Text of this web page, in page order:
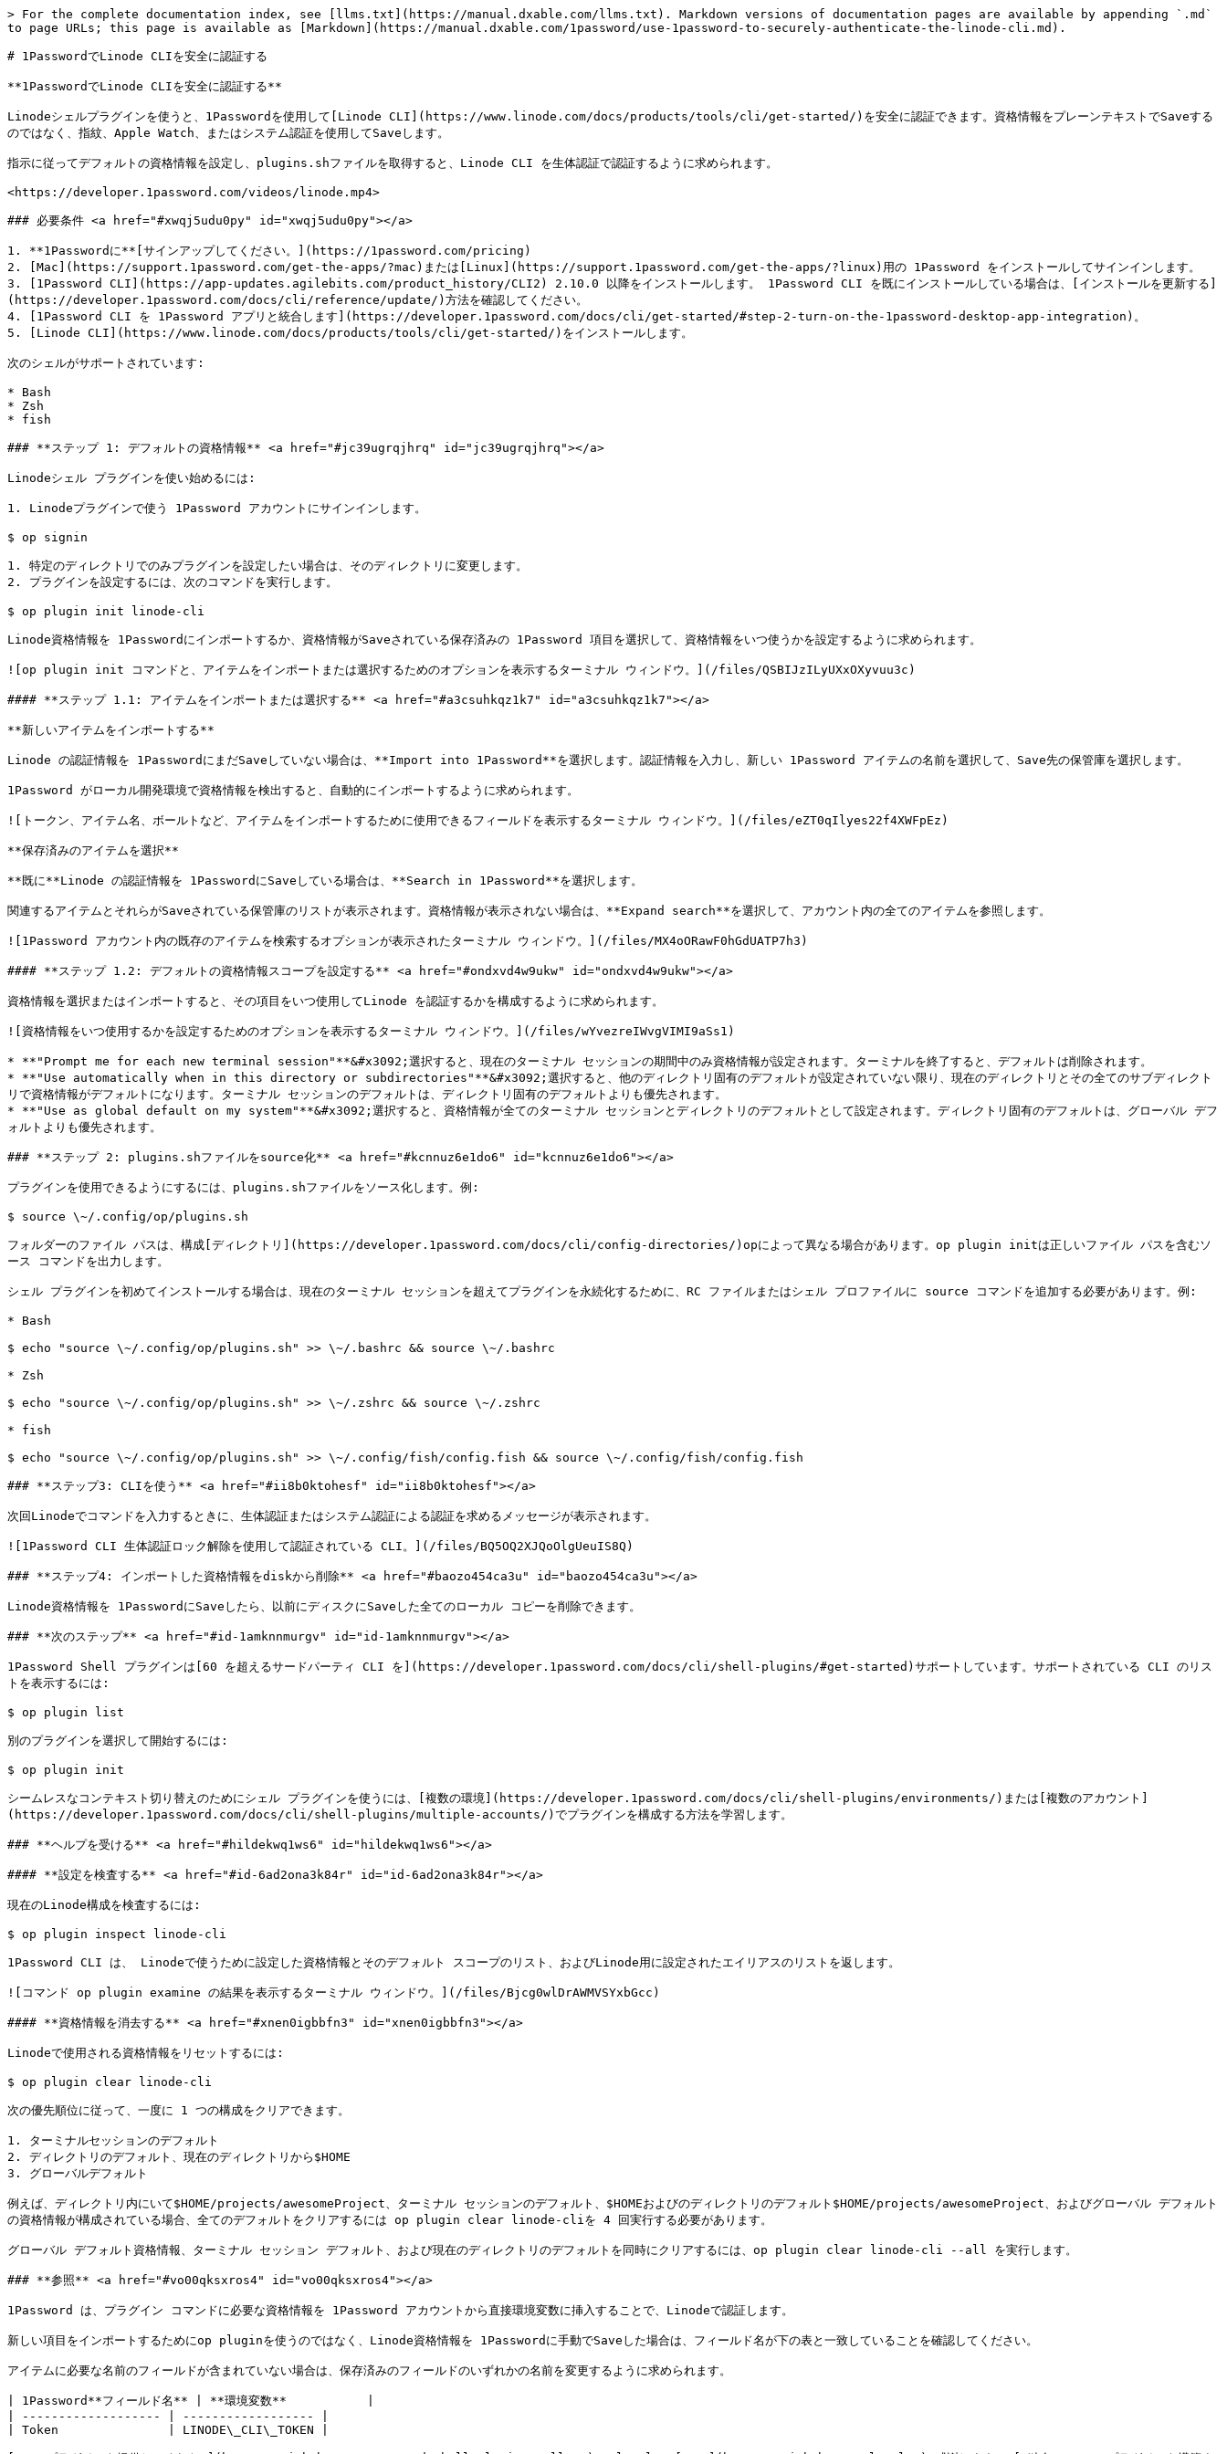
> For the complete documentation index, see [llms.txt](https://manual.dxable.com/llms.txt). Markdown versions of documentation pages are available by appending `.md`
to page URLs; this page is available as [Markdown](https://manual.dxable.com/1password/use-1password-to-securely-authenticate-the-linode-cli.md).
# 1PasswordでLinode CLIを安全に認証する
**1PasswordでLinode CLIを安全に認証する**
Linodeシェルプラグインを使うと、1Passwordを使用して[Linode CLI](https://www.linode.com/docs/products/tools/cli/get-started/)を安全に認証できます。資格情報をプレーンテキストでSaveする
のではなく、指紋、Apple Watch、またはシステム認証を使用してSaveします。
指示に従ってデフォルトの資格情報を設定し、plugins.shファイルを取得すると、Linode CLI を生体認証で認証するように求められます。
<https://developer.1password.com/videos/linode.mp4>
### 必要条件 <a href="#xwqj5udu0py" id="xwqj5udu0py"></a>
1. **1Passwordに**[サインアップしてください。](https://1password.com/pricing)
2. [Mac](https://support.1password.com/get-the-apps/?mac)または[Linux](https://support.1password.com/get-the-apps/?linux)用の 1Password をインストールしてサインインします。
3. [1Password CLI](https://app-updates.agilebits.com/product_history/CLI2) 2.10.0 以降をインストールします。 1Password CLI を既にインストールしている場合は、[インストールを更新する]
(https://developer.1password.com/docs/cli/reference/update/)方法を確認してください。
4. [1Password CLI を 1Password アプリと統合します](https://developer.1password.com/docs/cli/get-started/#step-2-turn-on-the-1password-desktop-app-integration)。
5. [Linode CLI](https://www.linode.com/docs/products/tools/cli/get-started/)をインストールします。
次のシェルがサポートされています:
* Bash
* Zsh
* fish
### **ステップ 1: デフォルトの資格情報** <a href="#jc39ugrqjhrq" id="jc39ugrqjhrq"></a>
Linodeシェル プラグインを使い始めるには:
1. Linodeプラグインで使う 1Password アカウントにサインインします。
$ op signin
1. 特定のディレクトリでのみプラグインを設定したい場合は、そのディレクトリに変更します。
2. プラグインを設定するには、次のコマンドを実行します。
$ op plugin init linode-cli
Linode資格情報を 1Passwordにインポートするか、資格情報がSaveされている保存済みの 1Password 項目を選択して、資格情報をいつ使うかを設定するように求められます。
![op plugin init コマンドと、アイテムをインポートまたは選択するためのオプションを表示するターミナル ウィンドウ。](/files/QSBIJzILyUXxOXyvuu3c)
#### **ステップ 1.1: アイテムをインポートまたは選択する** <a href="#a3csuhkqz1k7" id="a3csuhkqz1k7"></a>
**新しいアイテムをインポートする**
Linode の認証情報を 1PasswordにまだSaveしていない場合は、**Import into 1Password**を選択します。認証情報を入力し、新しい 1Password アイテムの名前を選択して、Save先の保管庫を選択します。
1Password がローカル開発環境で資格情報を検出すると、自動的にインポートするように求められます。
![トークン、アイテム名、ボールトなど、アイテムをインポートするために使用できるフィールドを表示するターミナル ウィンドウ。](/files/eZT0qIlyes22f4XWFpEz)
**保存済みのアイテムを選択**
**既に**Linode の認証情報を 1PasswordにSaveしている場合は、**Search in 1Password**を選択します。
関連するアイテムとそれらがSaveされている保管庫のリストが表示されます。資格情報が表示されない場合は、**Expand search**を選択して、アカウント内の全てのアイテムを参照します。
![1Password アカウント内の既存のアイテムを検索するオプションが表示されたターミナル ウィンドウ。](/files/MX4oORawF0hGdUATP7h3)
#### **ステップ 1.2: デフォルトの資格情報スコープを設定する** <a href="#ondxvd4w9ukw" id="ondxvd4w9ukw"></a>
資格情報を選択またはインポートすると、その項目をいつ使用してLinode を認証するかを構成するように求められます。
![資格情報をいつ使用するかを設定するためのオプションを表示するターミナル ウィンドウ。](/files/wYvezreIWvgVIMI9aSs1)
* **"Prompt me for each new terminal session"**&#x3092;選択すると、現在のターミナル セッションの期間中のみ資格情報が設定されます。ターミナルを終了すると、デフォルトは削除されます。
* **"Use automatically when in this directory or subdirectories"**&#x3092;選択すると、他のディレクトリ固有のデフォルトが設定されていない限り、現在のディレクトリとその全てのサブディレクト
リで資格情報がデフォルトになります。ターミナル セッションのデフォルトは、ディレクトリ固有のデフォルトよりも優先されます。
* **"Use as global default on my system"**&#x3092;選択すると、資格情報が全てのターミナル セッションとディレクトリのデフォルトとして設定されます。ディレクトリ固有のデフォルトは、グローバル デフ
ォルトよりも優先されます。
### **ステップ 2: plugins.shファイルをsource化** <a href="#kcnnuz6e1do6" id="kcnnuz6e1do6"></a>
プラグインを使用できるようにするには、plugins.shファイルをソース化します。例:
$ source \~/.config/op/plugins.sh
フォルダーのファイル パスは、構成[ディレクトリ](https://developer.1password.com/docs/cli/config-directories/)opによって異なる場合があります。op plugin initは正しいファイル パスを含むソ
ース コマンドを出力します。
シェル プラグインを初めてインストールする場合は、現在のターミナル セッションを超えてプラグインを永続化するために、RC ファイルまたはシェル プロファイルに source コマンドを追加する必要があります。例:
* Bash
$ echo "source \~/.config/op/plugins.sh" >> \~/.bashrc && source \~/.bashrc
* Zsh
$ echo "source \~/.config/op/plugins.sh" >> \~/.zshrc && source \~/.zshrc
* fish
$ echo "source \~/.config/op/plugins.sh" >> \~/.config/fish/config.fish && source \~/.config/fish/config.fish
### **ステップ3: CLIを使う** <a href="#ii8b0ktohesf" id="ii8b0ktohesf"></a>
次回Linodeでコマンドを入力するときに、生体認証またはシステム認証による認証を求めるメッセージが表示されます。
![1Password CLI 生体認証ロック解除を使用して認証されている CLI。](/files/BQ5OQ2XJQoOlgUeuIS8Q)
### **ステップ4: インポートした資格情報をdiskから削除** <a href="#baozo454ca3u" id="baozo454ca3u"></a>
Linode資格情報を 1PasswordにSaveしたら、以前にディスクにSaveした全てのローカル コピーを削除できます。
### **次のステップ** <a href="#id-1amknnmurgv" id="id-1amknnmurgv"></a>
1Password Shell プラグインは[60 を超えるサードパーティ CLI を](https://developer.1password.com/docs/cli/shell-plugins/#get-started)サポートしています。サポートされている CLI のリス
トを表示するには:
$ op plugin list
別のプラグインを選択して開始するには:
$ op plugin init
シームレスなコンテキスト切り替えのためにシェル プラグインを使うには、[複数の環境](https://developer.1password.com/docs/cli/shell-plugins/environments/)または[複数のアカウント]
(https://developer.1password.com/docs/cli/shell-plugins/multiple-accounts/)でプラグインを構成する方法を学習します。
### **ヘルプを受ける** <a href="#hildekwq1ws6" id="hildekwq1ws6"></a>
#### **設定を検査する** <a href="#id-6ad2ona3k84r" id="id-6ad2ona3k84r"></a>
現在のLinode構成を検査するには:
$ op plugin inspect linode-cli
1Password CLI は、 Linodeで使うために設定した資格情報とそのデフォルト スコープのリスト、およびLinode用に設定されたエイリアスのリストを返します。
![コマンド op plugin examine の結果を表示するターミナル ウィンドウ。](/files/Bjcg0wlDrAWMVSYxbGcc)
#### **資格情報を消去する** <a href="#xnen0igbbfn3" id="xnen0igbbfn3"></a>
Linodeで使用される資格情報をリセットするには:
$ op plugin clear linode-cli
次の優先順位に従って、一度に 1 つの構成をクリアできます。
1. ターミナルセッションのデフォルト
2. ディレクトリのデフォルト、現在のディレクトリから$HOME
3. グローバルデフォルト
例えば、ディレクトリ内にいて$HOME/projects/awesomeProject、ターミナル セッションのデフォルト、$HOMEおよびのディレクトリのデフォルト$HOME/projects/awesomeProject、およびグローバル デフォルト
の資格情報が構成されている場合、全てのデフォルトをクリアするには op plugin clear linode-cliを 4 回実行する必要があります。
グローバル デフォルト資格情報、ターミナル セッション デフォルト、および現在のディレクトリのデフォルトを同時にクリアするには、op plugin clear linode-cli --all を実行します。
### **参照** <a href="#vo00qksxros4" id="vo00qksxros4"></a>
1Password は、プラグイン コマンドに必要な資格情報を 1Password アカウントから直接環境変数に挿入することで、Linodeで認証します。
新しい項目をインポートするためにop pluginを使うのではなく、Linode資格情報を 1Passwordに手動でSaveした場合は、フィールド名が下の表と一致していることを確認してください。
アイテムに必要な名前のフィールドが含まれていない場合は、保存済みのフィールドのいずれかの名前を変更するように求められます。
| 1Password**フィールド名** | **環境変数**           |
| ------------------- | ------------------ |
| Token               | LINODE\_CLI\_TOKEN |